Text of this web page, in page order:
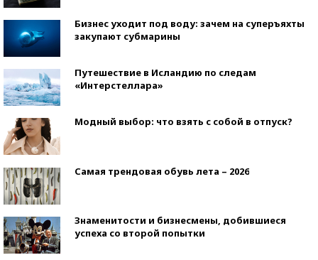
Бизнес уходит под воду: зачем на суперъяхты
закупают субмарины
Путешествие в Исландию по следам
«Интерстеллара»
Модный выбор: что взять с собой в отпуск?
Самая трендовая обувь лета – 2026
Знаменитости и бизнесмены, добившиеся
успеха со второй попытки